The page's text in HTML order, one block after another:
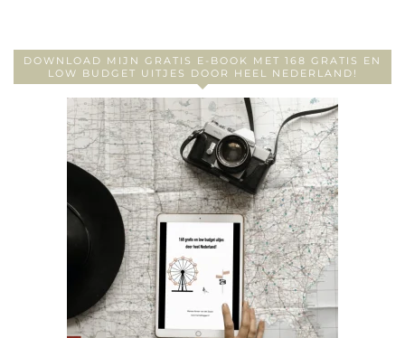
DOWNLOAD MIJN GRATIS E-BOOK MET 168 GRATIS EN
LOW BUDGET UITJES DOOR HEEL NEDERLAND!